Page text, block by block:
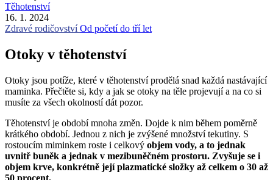
Těhotenství
16. 1. 2024
Zdravé rodičovstvíOd početí do tří let
Otoky v těhotenství
Otoky jsou potíže, které v těhotenství prodělá snad každá nastávající
maminka. Přečtěte si, kdy a jak se otoky na těle projevují a na co si
musíte za všech okolností dát pozor.
Těhotenství je období mnoha změn. Dojde k nim během poměrně
krátkého období. Jednou z nich je zvýšené množství tekutiny. S
rostoucím miminkem roste i celkový objem vody, a to jednak
uvnitř buněk a jednak v mezibuněčném prostoru. Zvyšuje se i
objem krve, konkrétně její plazmatické složky až celkem o 30 až
50 procent.